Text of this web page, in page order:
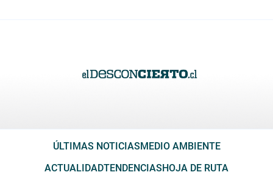
ÚLTIMAS NOTICIASMEDIO AMBIENTE
ACTUALIDADTENDENCIASHOJA DE RUTA